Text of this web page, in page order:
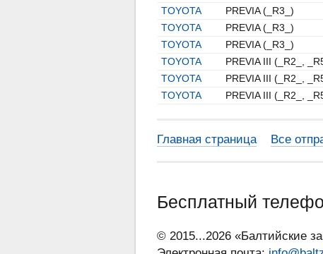
TOYOTA
PREVIA (_R3_)
TOYOTA
PREVIA (_R3_)
TOYOTA
PREVIA (_R3_)
TOYOTA
PREVIA III (_R2_,
TOYOTA
PREVIA III (_R2_,
TOYOTA
PREVIA III (_R2_,
Главная страница Все
Бесплатный
© 2015...2026 «Балтийские